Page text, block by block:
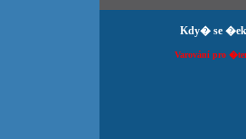
Kdy� se
Varování pro